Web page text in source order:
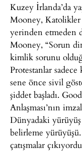
Kuzey İrlanda’da
Mooney, Katolikler
yerinden etmeden
Mooney, “Sorun
kimlik sorunu
Protestanlar
sene önce sivil
şiddet başladı.
Anlaşması’nın
Dünyadaki
belirleme
çatışmalar